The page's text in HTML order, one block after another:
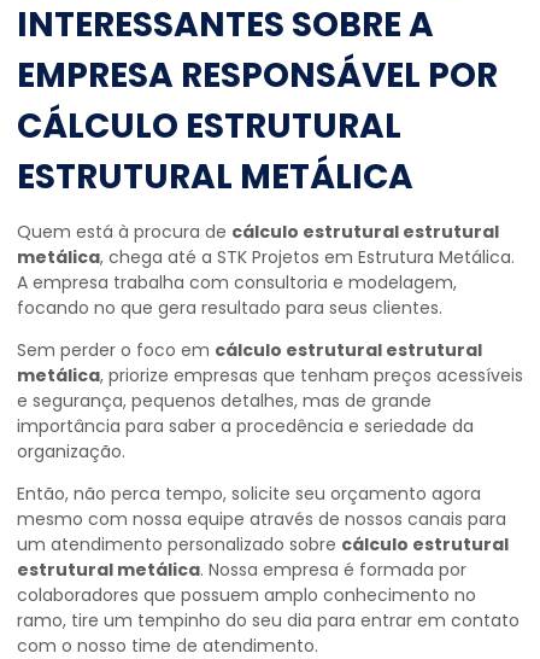
INTERESSANTES SOBRE A
EMPRESA RESPONSÁVEL POR
CÁLCULO ESTRUTURAL
ESTRUTURAL METÁLICA
Quem está à procura de cálculo estrutural estrutural
metálica, chega até a STK Projetos em Estrutura Metálica.
A empresa trabalha com consultoria e modelagem,
focando no que gera resultado para seus clientes.
Sem perder o foco em cálculo estrutural estrutural
metálica, priorize empresas que tenham preços acessíveis
e segurança, pequenos detalhes, mas de grande
importância para saber a procedência e seriedade da
organização.
Então, não perca tempo, solicite seu orçamento agora
mesmo com nossa equipe através de nossos canais para
um atendimento personalizado sobre cálculo estrutural
estrutural metálica. Nossa empresa é formada por
colaboradores que possuem amplo conhecimento no
ramo, tire um tempinho do seu dia para entrar em contato
com o nosso time de atendimento.